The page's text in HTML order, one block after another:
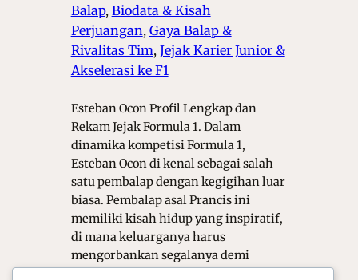
Balap, Biodata & Kisah
Perjuangan, Gaya Balap &
Rivalitas Tim, Jejak Karier Junior &
Akselerasi ke F1
Esteban Ocon Profil Lengkap dan
Rekam Jejak Formula 1. Dalam
dinamika kompetisi Formula 1,
Esteban Ocon di kenal sebagai salah
satu pembalap dengan kegigihan luar
biasa. Pembalap asal Prancis ini
memiliki kisah hidup yang inspiratif,
di mana keluarganya harus
mengorbankan segalanya demi